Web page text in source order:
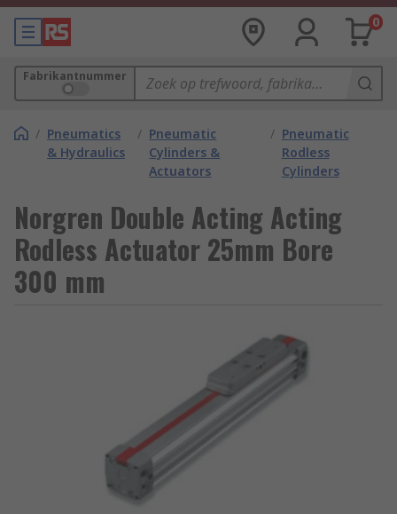
0
Fabrikantnummer
/ Pneumatics
& Hydraulics
/ Pneumatic
Cylinders &
Actuators
/ Pneumatic
Rodless
Cylinders
Norgren Double Acting Acting
Rodless Actuator 25mm Bore
300 mm